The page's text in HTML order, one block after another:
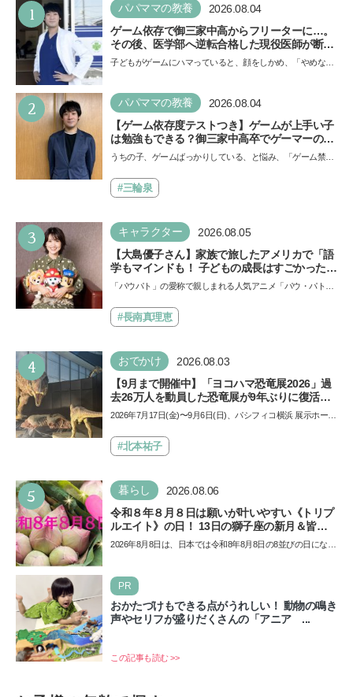
1 パパママの教養 2026.08.04
ゲーム依存で御三家中高からフリーターに…。
その後、医学部へ逆転合格した現役医師が断言
「ゲームの経験が受験勉強に役立った」そう考
子どもがゲームにハマっていると、顔をしかめ、「やめなさ
い…
2 パパママの教養 2026.08.04
【ゲーム依存度テストつき】ゲームが上手い子
は勉強もできる？御三家中高卒でゲーマーの医
師・阿部智史さんが教えるゲームしながら受験
うちの子、ゲームばっかりしている、と悩み、「ゲーム禁
も…#三輪泉
3 キャラクター 2026.08.05
【大島優子さん】家族で旅したアメリカで「語
学もマインドも！ 子どもの成長はすごかった」
声優をつとめた映画『パウ・パトロール ザ・ダ
できると子どもに知ってほしい
「パウパト」の愛称で親しまれる人気アニメ「パウ・パトロ
ザ…#長南真理恵
4 おでかけ 2026.08.03
【9月まで開催中】「ヨコハマ恐竜展2026」過
去26万人を動員した恐竜展が9年ぶりに復活！
夏休みのおでかけで楽しむポイントを完全ガイ
2026年7月17日(金)〜9月6日(日)、パシフィコ横浜 展示ホール
催…#北本祐子
5 暮らし 2026.08.06
令和８年８月８日は願いが叶いやすい《トリプ
ルエイト》の日！ 13日の獅子座の新月＆皆既
日食の影響にも注目
2026年8月8日は、日本では令和8年8月8日の8並びの日になり
PR
おかたづけもできる点がうれしい！ 動物の鳴き
声やセリフが盛りだくさんの「アニア ...
この記事も読む >>